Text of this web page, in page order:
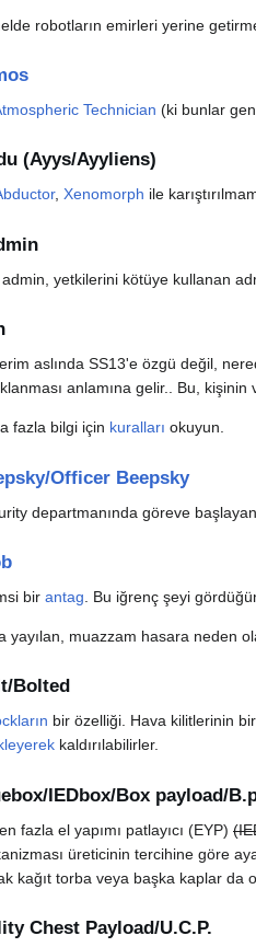
robotların emirleri yerine
Technician (ki bunlar
(Ayys/Ayyliens)
, Xenomorph ile
yetkilerini kötüye kullanan
aslında SS13'e özgü değil,
anlamına gelir.. Bu, kişinin
fazla bilgi için kuralları okuyun.
Officer Beepsky
departmanında göreve
bir antag . Bu iğrenç şeyi
yayılan, muazzam hasara neden
Bolted
bir özelliği. Hava kilitlerinin
kaldırılabilirler.
IEDbox/Box payload/
fazla el yapımı patlayıcı (EYP)
üreticinin tercihine göre
kağıt torba veya başka kaplar da
Chest Payload/U.C.P.